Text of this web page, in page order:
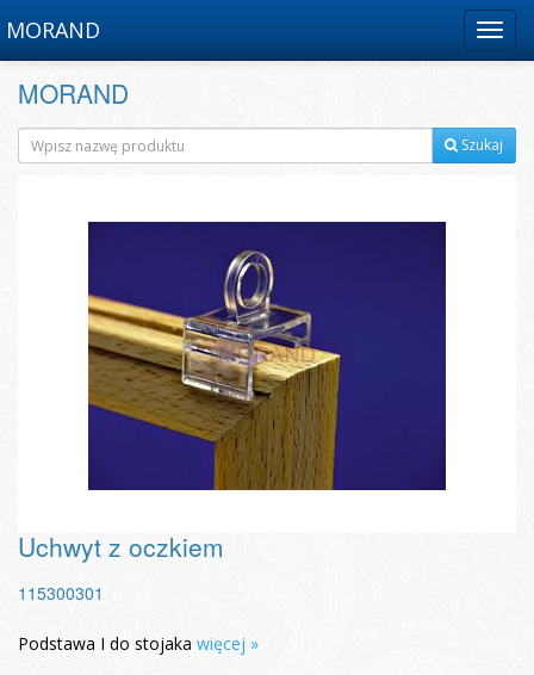
Menu
MORAND
MORAND
Szukaj
Uchwyt z oczkiem
115300301
Podstawa I do stojaka więcej »